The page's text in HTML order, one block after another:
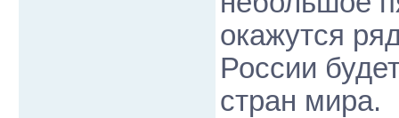
окажутся
России
стран мира.